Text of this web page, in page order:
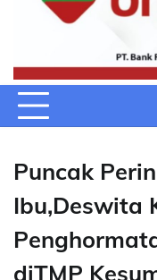
Puncak
Ibu,Deswita
diTMP